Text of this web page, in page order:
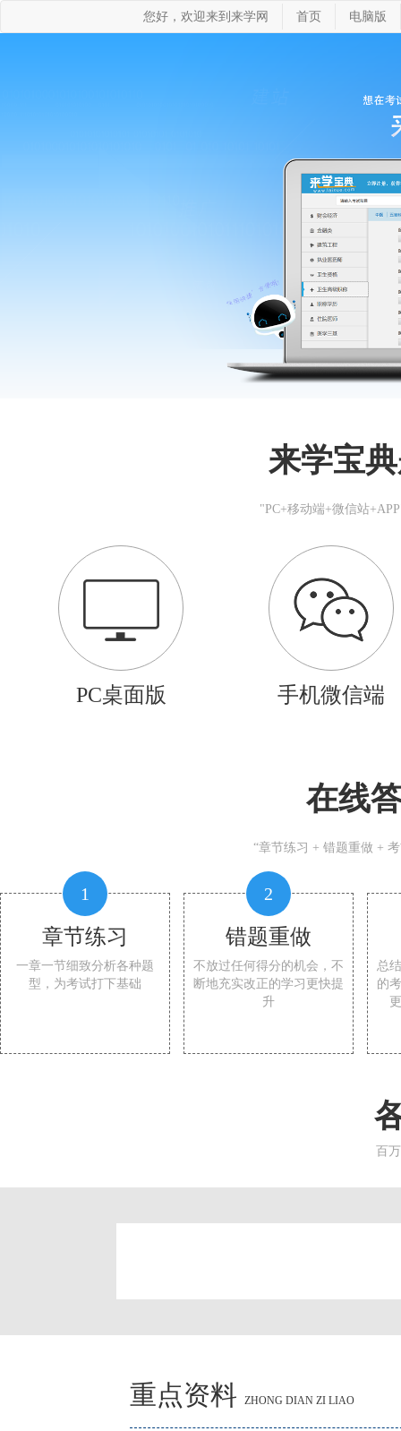
您好，欢迎来到来学网 首页 电脑版
来学宝
"PC+移动端+微信站
PC桌面版 手机微信端
在线
“章节练习 + 错题重做 +
1
章节练习
一章一节细致分析各种题
型，为考试打下基础
2
错题重做
不放过任何得分的机会，不
断地充实改正的学习更快提
升
总
的
百
重点资料 ZHONG DIAN ZI LIAO